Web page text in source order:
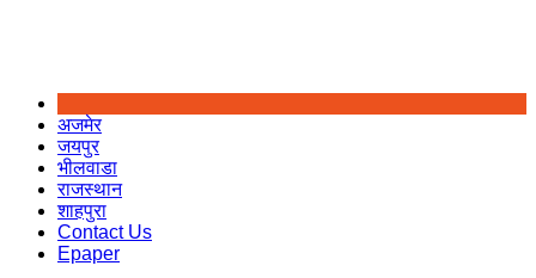
अजमेर
जयपुर
भीलवाडा
राजस्थान
शाहपुरा
Contact Us
Epaper